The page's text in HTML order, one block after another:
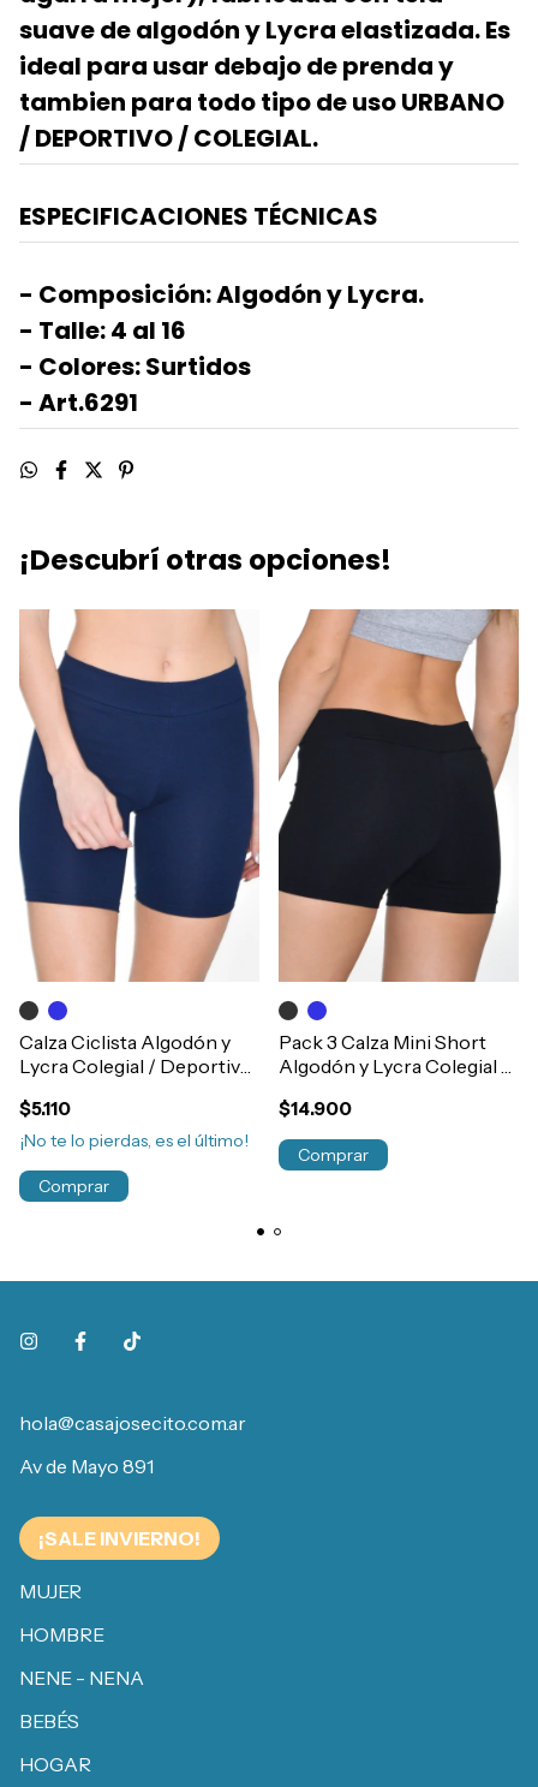
suave de algodón y Lycra elastizada. Es
ideal para usar debajo de prenda y
tambien para todo tipo de uso URBANO
/ DEPORTIVO / COLEGIAL.
ESPECIFICACIONES TÉCNICAS
- Composición: Algodón y Lycra.
- Talle: 4 al 16
- Colores: Surtidos
- Art.6291​
¡Descubrí otras opciones!
Calza Ciclista Algodón y
Lycra Colegial / Deportiva
$5.110
¡No te lo pierdas, es el último!
Comprar
Pack 3 Calza Mini Short
Algodón y Lycra Colegial /
$14.900
Comprar
hola@casajosecito.com.ar
Av de Mayo 891
¡SALE INVIERNO!
MUJER
HOMBRE
NENE - NENA
BEBÉS
HOGAR